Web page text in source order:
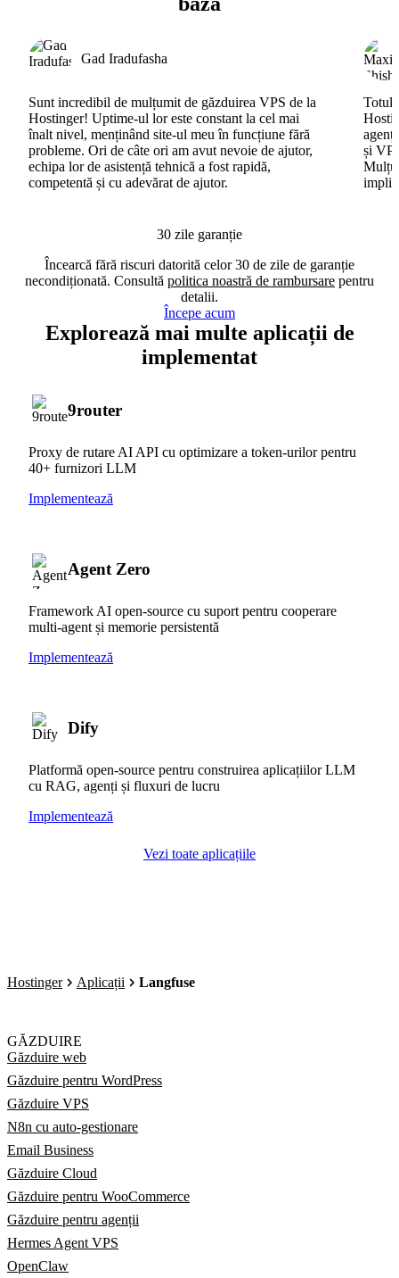
Gad Iradufasha
Sunt incredibil de mulțumit de găzduirea VPS de la
Hostinger! Uptime-ul lor este constant la cel mai
înalt nivel, menținând site-ul meu în funcțiune fără
probleme. Ori de câte ori am avut nevoie de ajutor,
echipa lor de asistență tehnică a fost rapidă,
competentă și cu adevărat de ajutor.
Totul
și
30 zile garanție
Încearcă fără riscuri datorită celor 30 de zile de garanție
necondiționată. Consultă politica noastră de rambursare pentru
detalii.
Începe acum
Explorează mai multe aplicații de
implementat
9router
Proxy de rutare AI API cu optimizare a token-urilor pentru
40+ furnizori LLM
Implementează
Agent Zero
Framework AI open-source cu suport pentru cooperare
multi-agent și memorie persistentă
Implementează
Dify
Platformă open-source pentru construirea aplicațiilor LLM
cu RAG, agenți și fluxuri de lucru
Implementează
Vezi toate aplicațiile
Hostinger Aplicații Langfuse
GĂZDUIRE
Găzduire web
Găzduire pentru WordPress
Găzduire VPS
N8n cu auto-gestionare
Email Business
Găzduire Cloud
Găzduire pentru WooCommerce
Găzduire pentru agenții
Hermes Agent VPS
OpenClaw